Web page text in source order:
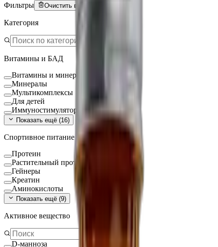
Фильтры Очистить всё
Категория
Витамины и БАД
Витамины и минералы
Минералы
Мультикомплексы
Для детей
Иммуностимуляторы
Показать ещё (16)
Спортивное питание
Протеин
Растительный протеин
Гейнеры
Креатин
Аминокислоты
Показать ещё (9)
Активное вещество
D-манноза